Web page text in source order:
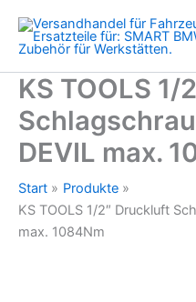
Inhalt
springen
KS TOOLS
DEVIL max.
Start
Produkte
KS TOOLS 1/2″ Druckluft
max. 1084Nm
mini
DEVIL
max.
Menge